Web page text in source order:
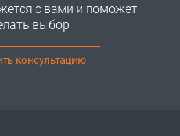
с вами и поможет
выбор
консультацию